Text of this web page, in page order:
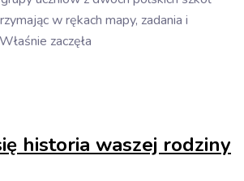
w rękach mapy, zadania i
zaczęła
historia waszej rodziny